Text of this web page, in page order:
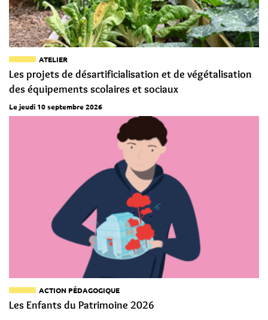
ATELIER
Les projets de désartificialisation et de végétalisation
des équipements scolaires et sociaux
Le jeudi 10 septembre 2026
ACTION PÉDAGOGIQUE
Les Enfants du Patrimoine 2026